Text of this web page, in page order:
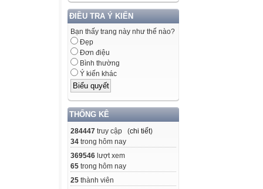
ĐIỀU TRA Ý KIẾN
Bạn thấy trang này như thế nào?
Đẹp
Đơn điệu
Bình thường
Ý kiến khác
THỐNG KÊ
284447 truy cập (chi tiết)
34 trong hôm nay
369546 lượt xem
65 trong hôm nay
25 thành viên